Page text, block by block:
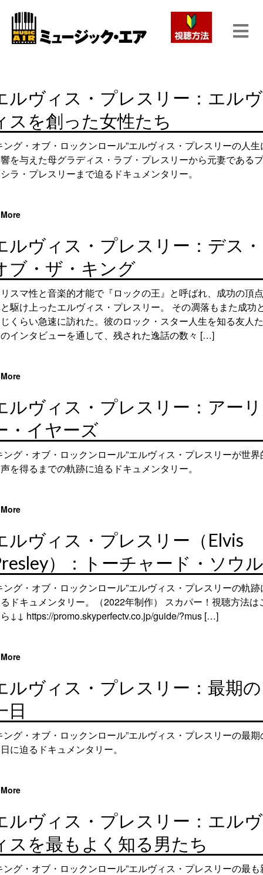
ルヴィス・プレスリー：エルヴ
スを創った女性たち
ング・オブ・ロックンロール”エルヴィス・プレスリーの人生
を与えた母グラディス・ラブ・プレスリーから元妻であるプ
ラ・プレスリーまで迫るドキュメンタリー。
More
ルヴィス・プレスリー：デス・
ブ・ザ・キング
スマ性と音楽的才能で『ロックの王』と呼ばれ、成功の頂点
駆け上ったエルヴィス・プレスリー。 その凋落もまた成功
くらい急速に訪れた。彼のロック・スター人生を知る友人た
インタビューを通して、残された逸話の数々 […]
More
ルヴィス・プレスリー：アーリ
・イヤーズ
ング・オブ・ロックンロール”エルヴィス・プレスリーが世界
を得るまでの軌跡に迫るドキュメンタリー。
More
ルヴィス・プレスリー（Elvis
）：トーチャード・ソウル
ング・オブ・ロックンロール”エルヴィス・プレスリーの軌跡
ドキュメンタリー。（2022年制作） スカパー！視聴方法は
↓↓ https://promo.skyperfectv.co.jp/guide/?mus […]
More
ルヴィス・プレスリー：最期の
日
ング・オブ・ロックンロール”エルヴィス・プレスリーの最期
に迫るドキュメンタリー。
More
ルヴィス・プレスリー：エルヴ
スを最もよく知る男たち
ング・オブ・ロックンロール”エルヴィス・プレスリーの最も